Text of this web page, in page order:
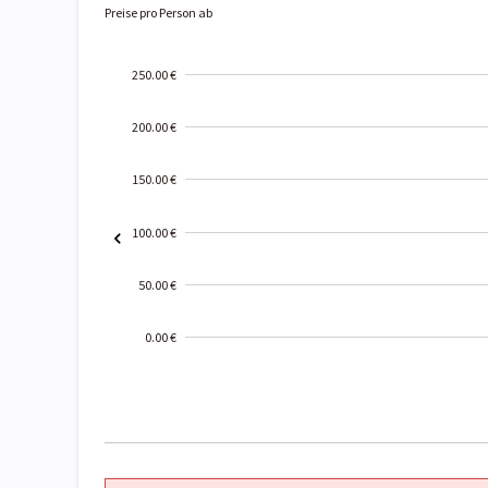
Preise pro Person ab
250.00 €
200.00 €
150.00 €
100.00 €
50.00 €
0.00 €
01-02